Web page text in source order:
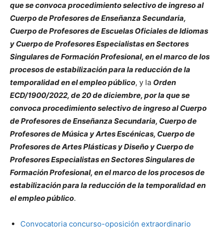
que se convoca procedimiento selectivo de ingreso al
Cuerpo de Profesores de Enseñanza Secundaria,
Cuerpo de Profesores de Escuelas Oficiales de Idiomas
y Cuerpo de Profesores Especialistas en Sectores
Singulares de Formación Profesional, en el marco de los
procesos de estabilizaciónpara la reducción de la
temporalidad en el empleo público, y la Orden
ECD/1900/2022, de 20 de diciembre, por la que se
convoca procedimiento selectivo de ingreso al Cuerpo
de Profesores de Enseñanza Secundaria, Cuerpo de
Profesores de Música y Artes Escénicas, Cuerpo de
Profesores de Artes Plásticas y Diseño y Cuerpo de
Profesores Especialistas en Sectores Singulares de
Formación Profesional, en el marco de los procesos de
estabilización para la reducción de la temporalidad en
el empleo público.
Convocatoria concurso-oposición extraordinario